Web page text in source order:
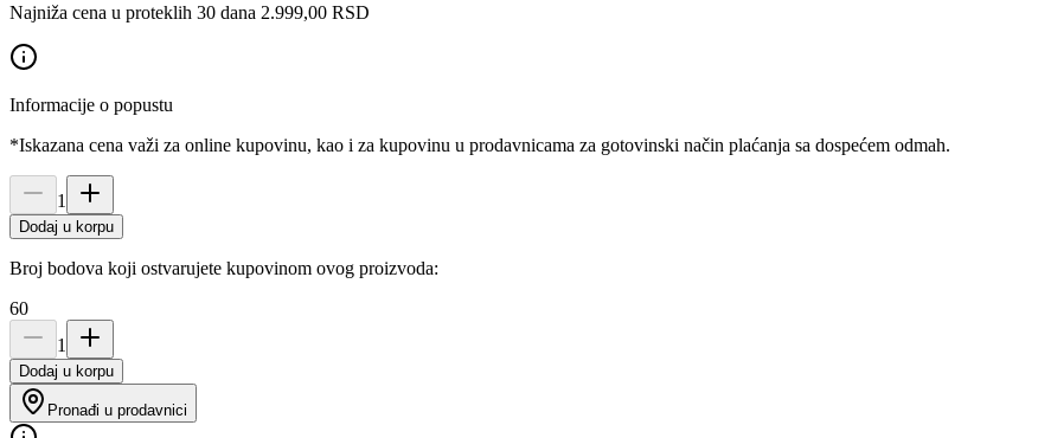
Najniža cena u proteklih 30 dana 2.999,00 RSD
Informacije o popustu
*Iskazana cena važi za online kupovinu, kao i za kupovinu u prodavnicama za gotovinski način plaćanja sa dospećem odmah.
1
Dodaj u korpu
Broj bodova koji ostvarujete kupovinom ovog proizvoda:
60
1
Dodaj u korpu
Pronađi u prodavnici